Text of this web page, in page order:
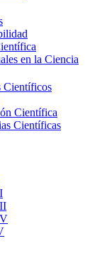
en la Ciencia
Científicos
Científica
Científicas